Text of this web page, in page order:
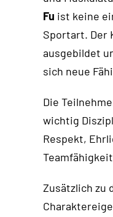
Fu ist keine
Sportart. Der
ausgebildet
sich neue
Die
wichtig
Respekt,
Zusätzlich zu